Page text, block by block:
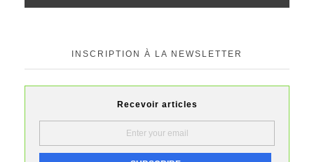
INSCRIPTION À LA NEWSLETTER
Recevoir articles